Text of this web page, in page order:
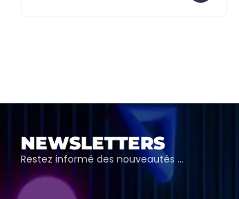
NEWSLETTERS
Restez informé des nouveautés …